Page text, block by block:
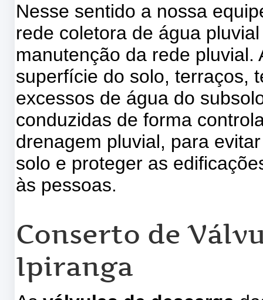
Nesse sentido a nossa
rede coletora de água
manutenção da rede
superfície do solo, terraços,
excessos de água do
conduzidas de forma
drenagem pluvial, para
solo e proteger as
às pessoas.
Conserto de
Ipiranga